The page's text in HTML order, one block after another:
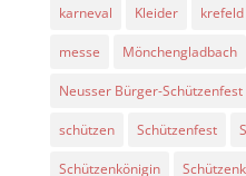
karneval Kleider krefeld
messe Mönchengladbach
Neusser Bürger-Schützenfest
schützen Schützenfest
Schützenkönigin